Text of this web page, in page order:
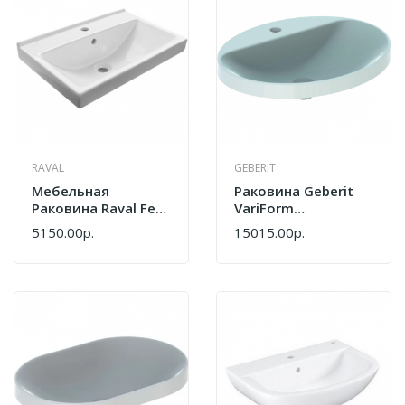
RAVAL
Мебельная
Раковина Raval Fest
FST60SLWB01
5150.00р.
GEBERIT
Раковина Geberit
VariForm
500.726.01.2
15015.00р.